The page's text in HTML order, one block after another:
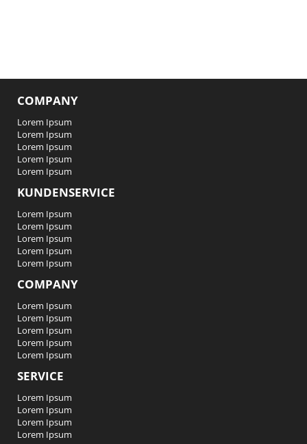
COMPANY
Lorem Ipsum
Lorem Ipsum
Lorem Ipsum
Lorem Ipsum
Lorem Ipsum
KUNDENSERVICE
Lorem Ipsum
Lorem Ipsum
Lorem Ipsum
Lorem Ipsum
Lorem Ipsum
COMPANY
Lorem Ipsum
Lorem Ipsum
Lorem Ipsum
Lorem Ipsum
Lorem Ipsum
SERVICE
Lorem Ipsum
Lorem Ipsum
Lorem Ipsum
Lorem Ipsum